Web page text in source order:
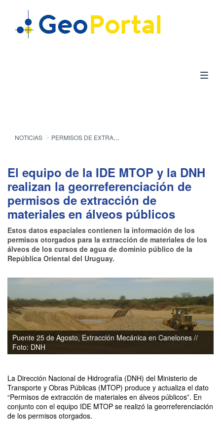
NOTICIAS PERMISOS DE EXTRACCIÓN DE MATERIALES EN ÁLVEOS PÚBLICOS
El equipo de la IDE MTOP y la DNH
realizan la georreferenciación de
permisos de extracción de
materiales en álveos públicos
Estos datos espaciales contienen la información de los
permisos otorgados para la extracción de materiales de los
álveos de los cursos de agua de dominio público de la
República Oriental del Uruguay.
Puente 25 de Agosto, Extracción Mecánica en Canelones //
Foto: DNH
La Dirección Nacional de Hidrografía (DNH) del Ministerio de
Transporte y Obras Públicas (MTOP) produce y actualiza el dato
“Permisos de extracción de materiales en álveos públicos”. En
conjunto con el equipo IDE MTOP se realizó la georreferenciación
de los permisos otorgados.